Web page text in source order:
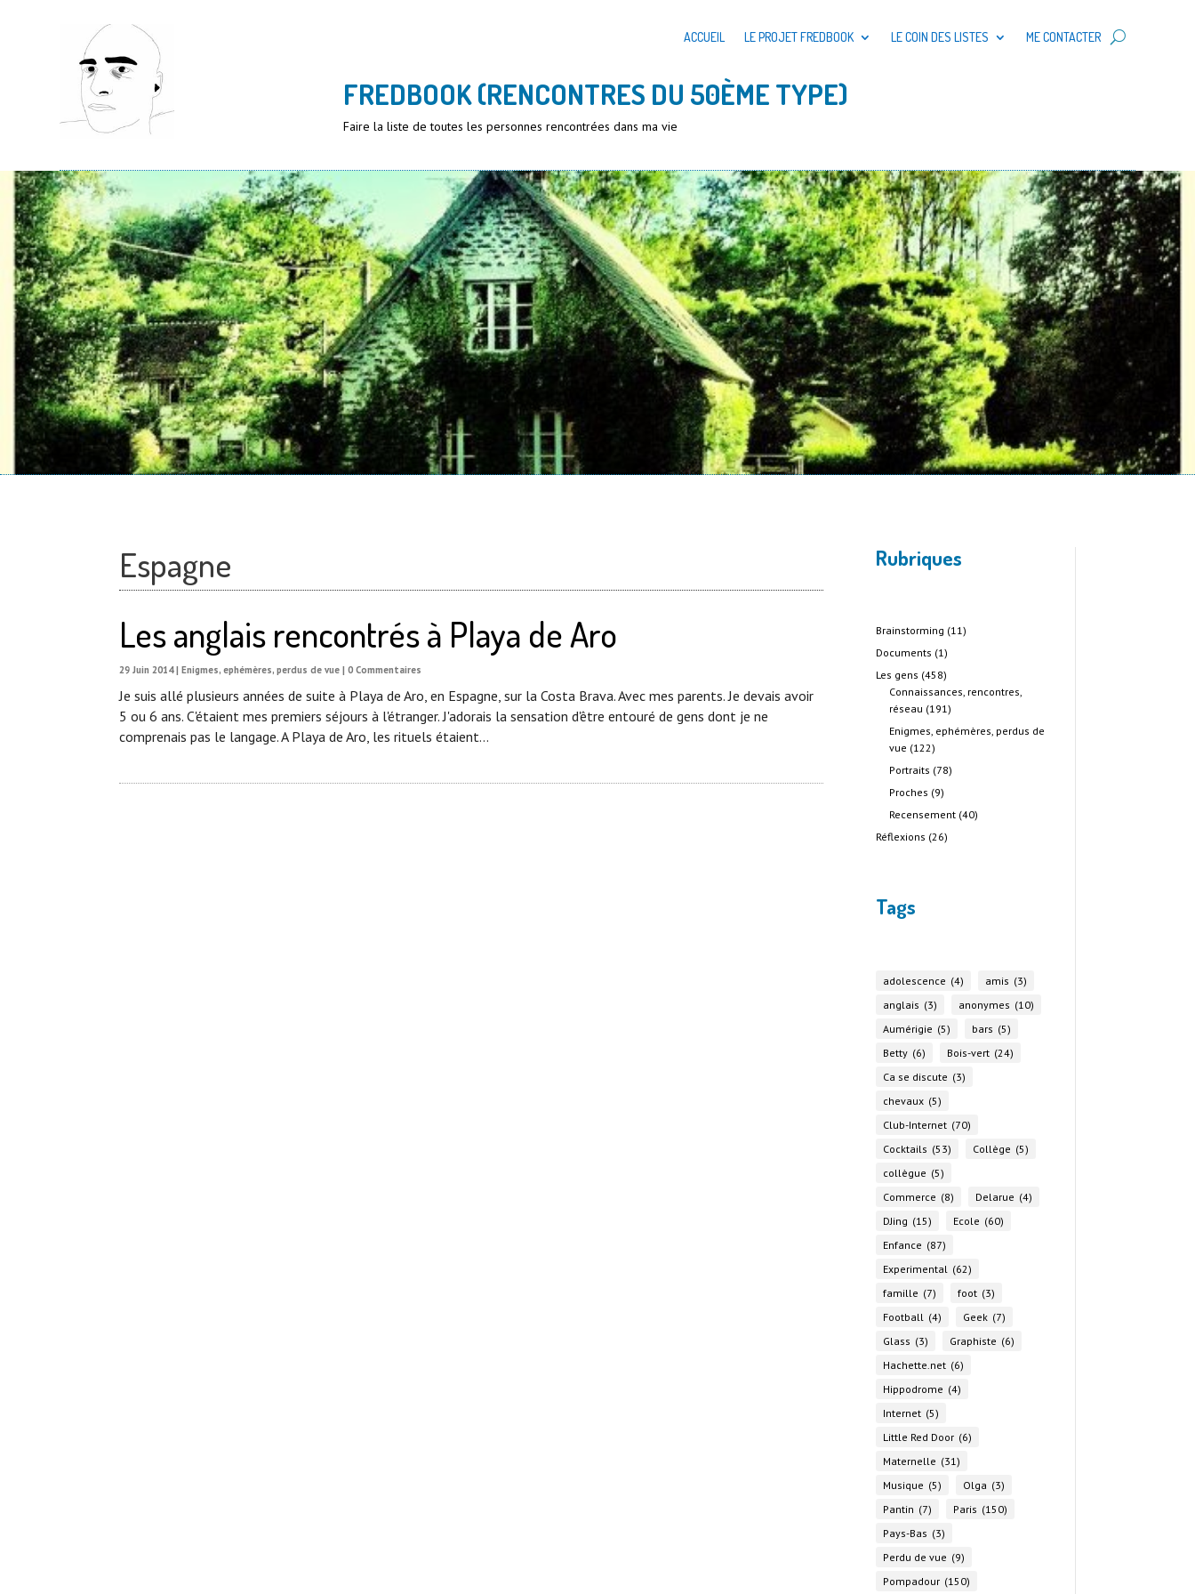
ACCUEIL LE PROJET FREDBOOK LE COIN DES LISTES ME CONTACTER
FREDBOOK (RENCONTRES DU 50ÈME TYPE)
Faire la liste de toutes les personnes rencontrées dans ma vie
Espagne
Les anglais rencontrés à Playa de Aro
29 Juin 2014|Enigmes, ephémères, perdus de vue | 0 Commentaires
Je suis allé plusieurs années de suite à Playa de Aro, en Espagne, sur la Costa Brava. Avec mes parents. Je devais avoir
5 ou 6 ans. C'étaient mes premiers séjours à l'étranger. J'adorais la sensation d'être entouré de gens dont je ne
comprenais pas le langage. A Playa de Aro, les rituels étaient...
Rubriques
Brainstorming (11)
Documents (1)
Les gens (458)
Connaissances, rencontres,
réseau (191)
Enigmes, ephémères, perdus de
vue (122)
Portraits (78)
Proches (9)
Recensement (40)
Réflexions (26)
Tags
adolescence (4) amis (3)
anglais (3) anonymes (10)
Aumérigie (5) bars (5)
Betty (6) Bois-vert (24)
Ca se discute (3)
chevaux (5)
Club-Internet (70)
Cocktails (53) Collège (5)
collègue (5)
Commerce (8) Delarue (4)
DJing (15) Ecole (60)
Enfance (87)
Experimental (62)
famille (7) foot (3)
Football (4) Geek (7)
Glass (3) Graphiste (6)
Hachette.net (6)
Hippodrome (4)
Internet (5)
Little Red Door (6)
Maternelle (31)
Musique (5) Olga (3)
Pantin (7) Paris (150)
Pays-Bas (3)
Perdu de vue (9)
Pompadour (150)